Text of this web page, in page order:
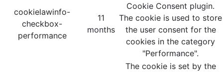
cookielawinfo-
checkbox-
performance
11
months
Cookie Consent plugin.
The cookie is used to store
the user consent for the
cookies in the category
"Performance".
The cookie is set by the